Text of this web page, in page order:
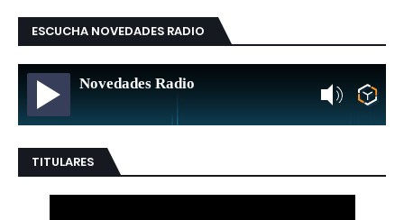
ESCUCHA NOVEDADES RADIO
Novedades Radio
TITULARES